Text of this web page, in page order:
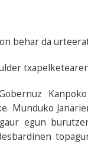
behar da
Munduko
egun